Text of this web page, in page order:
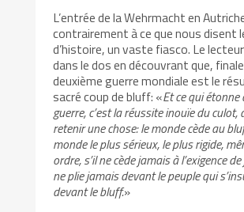
L’entrée de la Wehrmacht en
contrairement à ce que nous disent
d’histoire, un vaste fiasco. Le
dans le dos en découvrant que,
deuxième guerre mondiale est le
sacré coup de bluff: «Et ce qui
guerre, c’est la réussite inouïe du
retenir une chose: le monde cède au
monde le plus sérieux, le plus rigide,
ordre, s’il ne cède jamais à l’exigence
ne plie jamais devant le peuple qui
devant le bluff.»